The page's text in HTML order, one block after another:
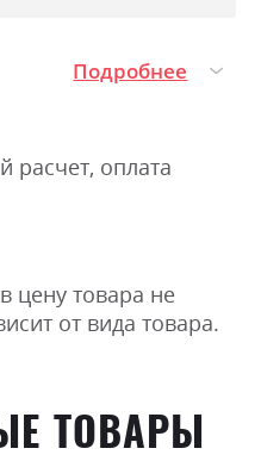
Подробнее
оплата
цену товара не
от вида товара.
ТОВАРЫ